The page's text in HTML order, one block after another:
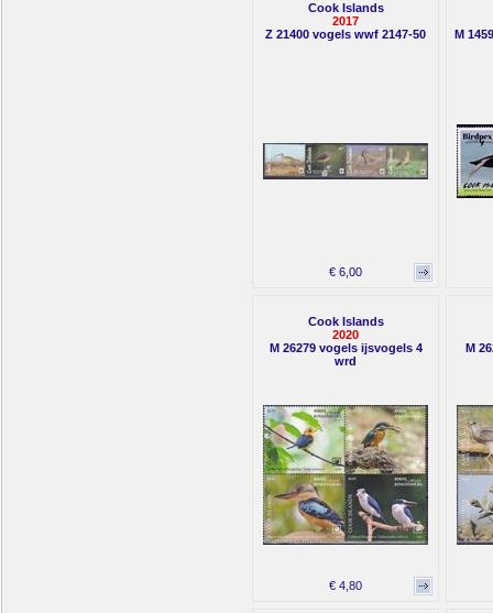
Cook Islands
2017
Z 21400 vogels wwf 2147-50
€ 6,00
M
Cook Islands
2020
M 26279 vogels ijsvogels 4
wrd
€ 4,80
M